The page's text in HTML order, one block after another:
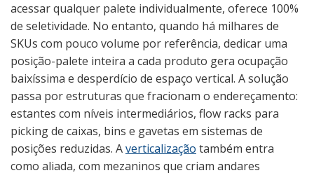
acessar qualquer palete individualmente, oferece 100%
de seletividade. No entanto, quando há milhares de
SKUs com pouco volume por referência, dedicar uma
posição-palete inteira a cada produto gera ocupação
baixíssima e desperdício de espaço vertical. A solução
passa por estruturas que fracionam o endereçamento:
estantes com níveis intermediários, flow racks para
picking de caixas, bins e gavetas em sistemas de
posições reduzidas. Averticalização também entra
como aliada, com mezaninos que criam andares